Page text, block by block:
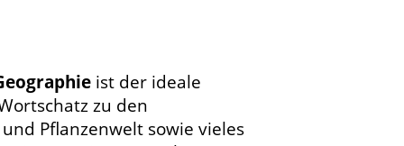
ist der ideale
zu den
Pflanzenwelt sowie vieles